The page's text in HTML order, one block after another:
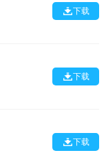
下载
下载
下载